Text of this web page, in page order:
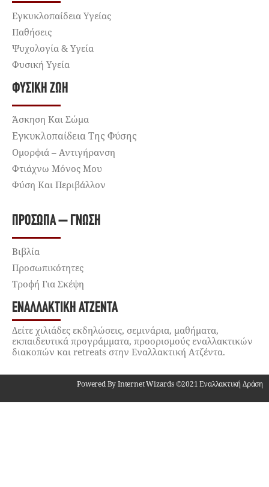
Εγκυκλοπαίδεια Υγείας
Παθήσεις
Ψυχολογία & Υγεία
Φυσική Υγεία
ΦΥΣΙΚΉ ΖΩΉ
Άσκηση Και Σώμα
Εγκυκλοπαίδεια Της Φύσης
Ομορφιά – Αντιγήρανση
Φτιάχνω Μόνος Μου
Φύση Και Περιβάλλον
ΠΡΌΣΩΠΑ – ΓΝΏΣΗ
Βιβλία
Προσωπικότητες
Τροφή Για Σκέψη
ΕΝΑΛΛΑΚΤΙΚΉ ΑΤΖΈΝΤΑ
Δείτε χιλιάδες εκδηλώσεις, σεμινάρια, μαθήματα,
εκπαιδευτικά προγράμματα, προορισμούς εναλλακτικών
διακοπών και retreats στην Εναλλακτική Ατζέντα.
Powered By Internet Wizards ©2021 Εναλλακτική Δράση